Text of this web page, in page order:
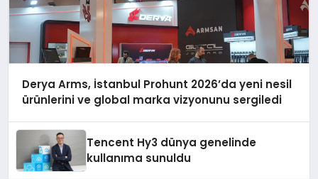
Derya Arms, İstanbul Prohunt 2026’da yeni nesil
ürünlerini ve global marka vizyonunu sergiledi
Tencent Hy3 dünya genelinde
kullanıma sunuldu